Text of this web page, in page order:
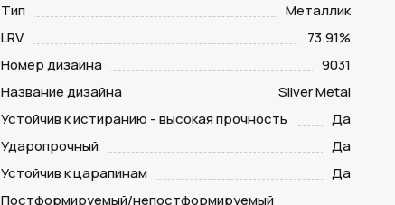
Тип
Металлик
LRV
73.91%
Номер дизайна
9031
Название дизайна
Silver Metal
Устойчив к истиранию - высокая прочность
Да
Ударопрочный
Да
Устойчив к царапинам
Да
Постформируемый/непостформируемый